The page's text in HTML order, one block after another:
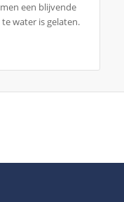
een blijvende
water is gelaten.